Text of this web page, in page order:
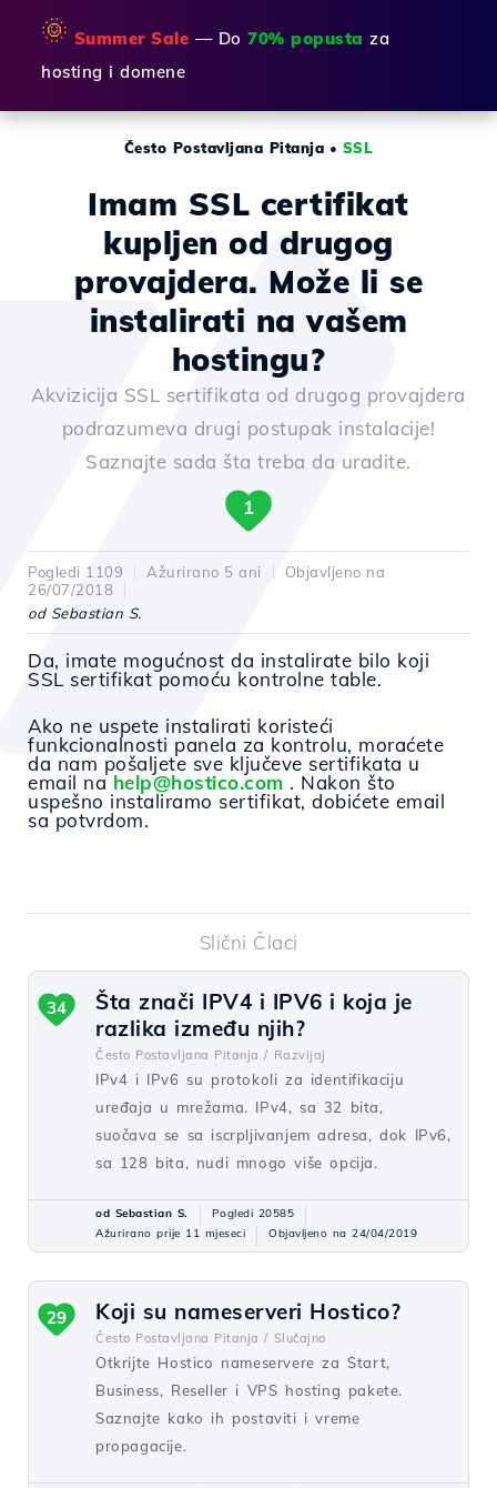
🌞 Summer Sale — Do 70% popusta za
hosting i domene
Često Postavljana Pitanja • SSL
Imam SSL certifikat
kupljen od drugog
provajdera. Može li se
instalirati na vašem
hostingu?
Akvizicija SSL sertifikata od drugog provajdera
podrazumeva drugi postupak instalacije!
Saznajte sada šta treba da uradite.
1
Pogledi 1109 Ažurirano 5 ani
Objavljeno na
26/07/2018
od Sebastian S.
Da, imate mogućnost da instalirate bilo koji
SSL sertifikat pomoću kontrolne table.
Ako ne uspete instalirati koristeći
funkcionalnosti panela za kontrolu, moraćete
da nam pošaljete sve ključeve sertifikata u
email na help@hostico.com . Nakon što
uspešno instaliramo sertifikat, dobićete email
sa potvrdom.
Slični Člaci
Šta znači IPV4 i IPV6 i koja je
razlika između njih?
Često Postavljana Pitanja / Razvijaj
IPv4 i IPv6 su protokoli za identifikaciju
uređaja u mrežama. IPv4, sa 32 bita,
suočava se sa iscrpljivanjem adresa, dok IPv6,
sa 128 bita, nudi mnogo više opcija.
34
od Sebastian S.
Pogledi 20585
Ažurirano prije 11 mjeseci
Objavljeno na 24/04/2019
Koji su nameserveri Hostico?
Često Postavljana Pitanja / Slučajno
Otkrijte Hostico nameservere za Start,
Business, Reseller i VPS hosting pakete.
Saznajte kako ih postaviti i vreme
propagacije.
29